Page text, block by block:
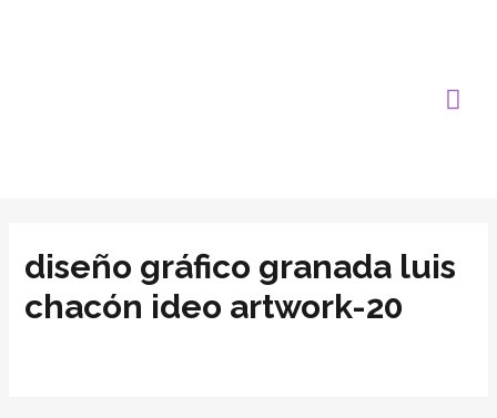
diseño gráfico granada luis
chacón ideo artwork-20